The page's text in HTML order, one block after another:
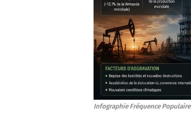
Infographie Fréquence Populaire